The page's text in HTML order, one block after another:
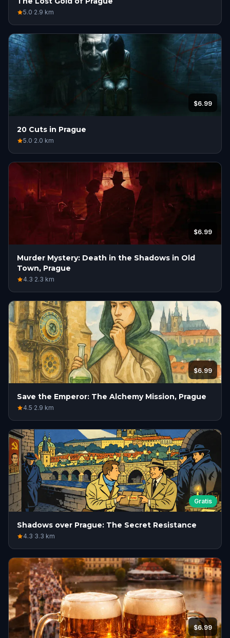
5.0·2.9 km
$6.99
20 Cuts in Prague
5.0·2.0 km
$6.99
Murder Mystery: Death in the Shadows in Old
Town, Prague
4.3·2.3 km
$6.99
Save the Emperor: The Alchemy Mission, Prague
4.5·2.9 km
Gratis
Shadows over Prague: The Secret Resistance
4.3·3.3 km
$6.99